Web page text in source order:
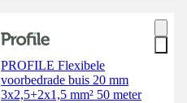
PROFILE Flexibele
voorbedrade buis 20 mm
3x2,5+2x1,5 mm² 50 meter